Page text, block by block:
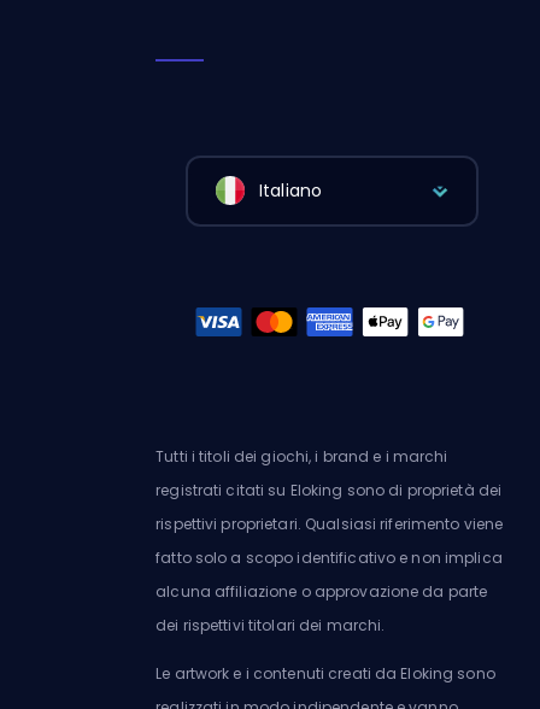
Italiano
Tutti i titoli dei giochi, i brand e i marchi
registrati citati su Eloking sono di proprietà dei
rispettivi proprietari. Qualsiasi riferimento viene
fatto solo a scopo identificativo e non implica
alcuna affiliazione o approvazione da parte
dei rispettivi titolari dei marchi.
Le artwork e i contenuti creati da Eloking sono